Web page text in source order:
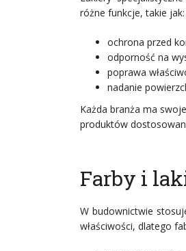
różne funkcje, takie jak:
ochrona przed
odporność na
poprawa
nadanie
Każda branża ma
produktów
Farby i
W budownictwie
właściwości, dlatego